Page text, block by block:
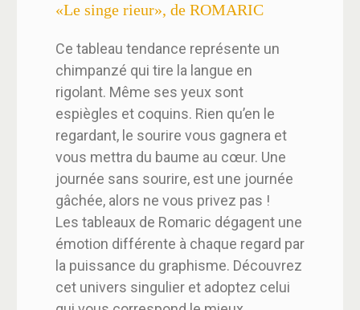
«Le singe rieur», de ROMARIC
Ce tableau tendance représente un
chimpanzé qui tire la langue en
rigolant. Même ses yeux sont
espiègles et coquins. Rien qu’en le
regardant, le sourire vous gagnera et
vous mettra du baume au cœur. Une
journée sans sourire, est une journée
gâchée, alors ne vous privez pas !
Les tableaux de Romaric dégagent une
émotion différente à chaque regard par
la puissance du graphisme. Découvrez
cet univers singulier et adoptez celui